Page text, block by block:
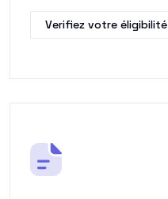
Verifiez votre éligibilité